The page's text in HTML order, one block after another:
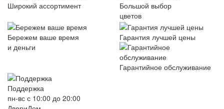
Широкий ассортимент
Большой выбор
цветов
Бережем ваше время
и деньги
Гарантия лучшей цены
Гарантийное обслуживание
Поддержка
пн-вс с 10:00 до 20:00